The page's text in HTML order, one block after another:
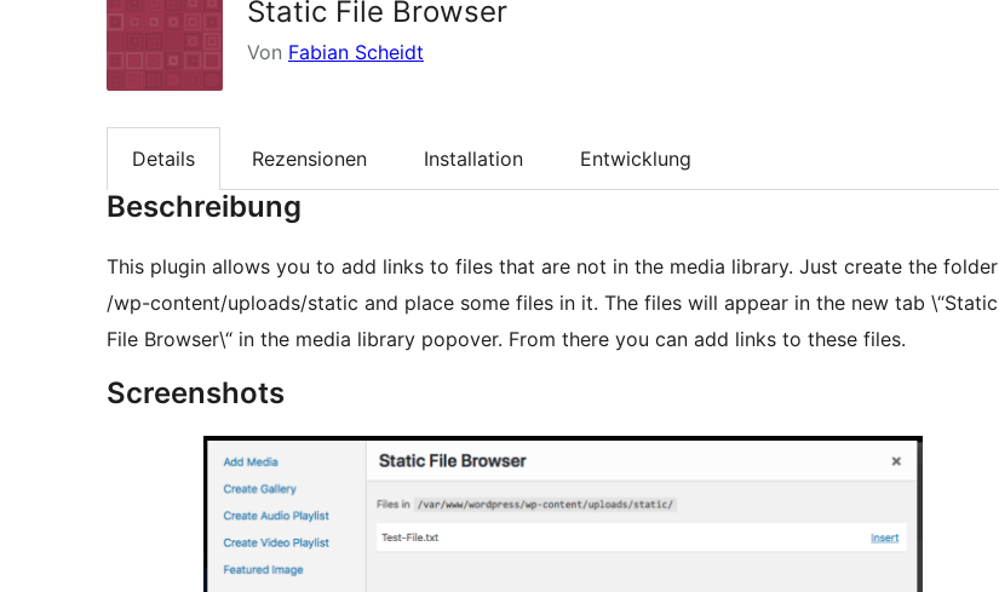
Static File Browser
Von Fabian Scheidt
Details Rezensionen Installation Entwicklung
Beschreibung
This plugin allows you to add links to files that are not in the media library. Just create the folder
/wp-content/uploads/static and place some files in it. The files will appear in the new tab \“Static
File Browser\“ in the media library popover. From there you can add links to these files.
Screenshots